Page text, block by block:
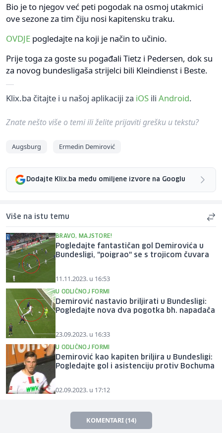
Bio je to njegov već peti pogodak na osmoj utakmici
ove sezone za tim čiju nosi kapitensku traku.
OVDJE pogledajte na koji je način to učinio.
Prije toga za goste su pogađali Tietz i Pedersen, dok su
za novog bundesligaša strijelci bili Kleindienst i Beste.
Klix.ba čitajte i u našoj aplikaciji za iOS ili Android.
Znate nešto više o temi ili želite prijaviti grešku u tekstu?
Augsburg Ermedin Demirović
Dodajte Klix.ba među omiljene izvore na Googlu
Više na istu temu
BRAVO, MAJSTORE!
Pogledajte fantastičan gol Demirovića u
Bundesligi, "poigrao" se s trojicom čuvara
11.11.2023. u 16:53
U ODLIČNOJ FORMI
Demirović nastavio briljirati u Bundesligi:
Pogledajte nova dva pogotka bh. napadača
23.09.2023. u 16:33
U ODLIČNOJ FORMI
Demirović kao kapiten briljira u Bundesligi:
Pogledajte gol i asistenciju protiv Bochuma
02.09.2023. u 17:12
KOMENTARI (14)